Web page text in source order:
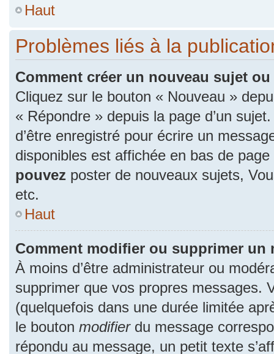
Haut
Problèmes liés à la
Comment créer un nouveau sujet
Cliquez sur le bouton « Nouveau »
« Répondre » depuis la page d’un
d’être enregistré pour écrire un
disponibles est affichée en bas de
pouvez poster de nouveaux sujets,
etc.
Haut
Comment modifier ou supprimer un
À moins d’être administrateur ou
supprimer que vos propres messages.
(quelquefois dans une durée limitée
le bouton modifierdu message
répondu au message, un petit texte